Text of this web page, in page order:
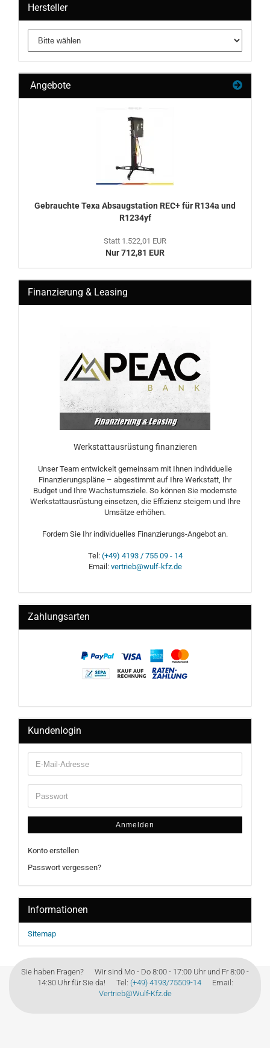
Hersteller
Angebote
Ge­brauch­te Texa Ab­saug­sta­ti­on REC+ für R134a und
R1234yf
Statt 1.522,01 EUR
Nur 712,81 EUR
Finanzierung & Leasing
Werkstattausrüstung finanzieren
Unser Team entwickelt gemeinsam mit Ihnen individuelle
Finanzierungspläne – abgestimmt auf Ihre Werkstatt, Ihr
Budget und Ihre Wachstumsziele. So können Sie modernste
Werkstattausrüstung einsetzen, die Effizienz steigern und Ihre
Umsätze erhöhen.
Fordern Sie Ihr individuelles Finanzierungs-Angebot an.
Tel: (+49) 4193 / 755 09 - 14
Email: vertrieb@wulf-kfz.de
Zahlungsarten
Kundenlogin
Anmelden
Konto erstellen
Passwort vergessen?
Informationen
Sitemap
Sie haben Fragen? Wir sind Mo - Do 8:00 - 17:00 Uhr und Fr 8:00 -
14:30 Uhr für Sie da! Tel: (+49) 4193/75509-14Email:
Vertrieb@Wulf-Kfz.de